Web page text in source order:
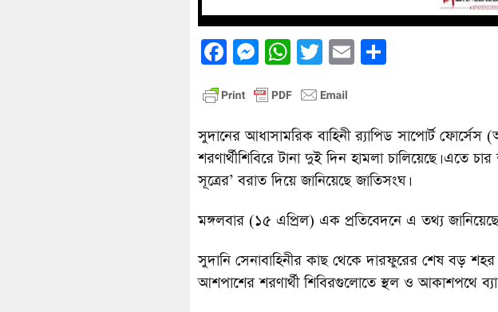
Facebook
Messenger
WhatsApp
Twitter
Email
সুদানের আধাসামরিক বাহিনী র‍্যাপিড সাপোর্ট
শরণার্থীশিবিরে টানা দুই দিন হামলা চালিয়েছে। এতে
সূত্রের’ বরাত দিয়ে জানিয়েছে জাতিসংঘ।
মঙ্গলবার (১৫ এপ্রিল) এক প্রতিবেদনে এ তথ্য জানিয়েছে
সুদানি সেনাবাহিনীর কাছ থেকে দারফুরের শেষ বড়
আশপাশের শরণার্থী শিবিরগুলোতে স্থল ও আকাশপথে